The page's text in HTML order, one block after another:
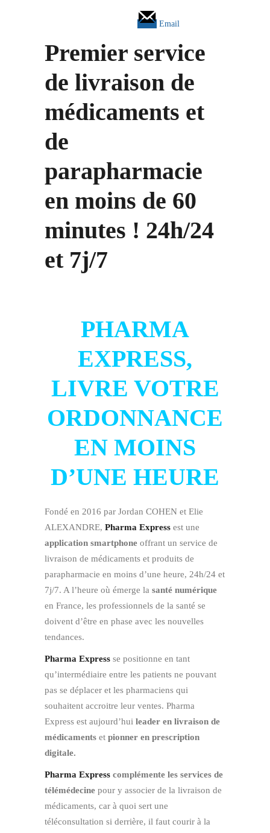
Email
Premier service
de livraison de
médicaments et
de
parapharmacie
en moins de 60
minutes ! 24h/24
et 7j/7
PHARMA
EXPRESS,
LIVRE VOTRE
ORDONNANCE
EN MOINS
D’UNE HEURE
Fondé en 2016 par Jordan COHEN et Elie
ALEXANDRE, Pharma Express est une
application smartphone offrant un service de
livraison de médicaments et produits de
parapharmacie en moins d’une heure, 24h/24 et
7j/7. A l’heure où émerge la santé numérique
en France, les professionnels de la santé se
doivent d’être en phase avec les nouvelles
tendances.
Pharma Express se positionne en tant
qu’intermédiaire entre les patients ne pouvant
pas se déplacer et les pharmaciens qui
souhaitent accroitre leur ventes. Pharma
Express est aujourd’hui leader en livraison de
médicaments et pionner en prescription
digitale.
Pharma Express complémente les services de
télémédecine pour y associer de la livraison de
médicaments, car à quoi sert une
téléconsultation si derrière, il faut courir à la